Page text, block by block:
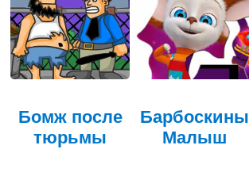
Бомж после
тюрьмы
Барбоскины
Малыш